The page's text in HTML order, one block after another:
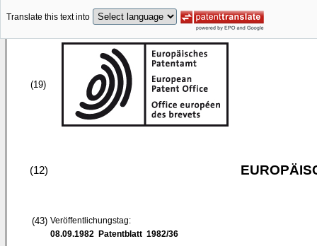
Translate this text into
(19)
(12)
(43) Veröffentlichungstag:
08.09.1982 Patentblatt 1982/36